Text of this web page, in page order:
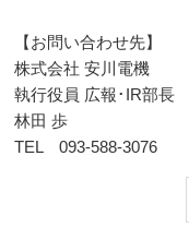
【お問い合わせ先】
株式会社 安川電機
執行役員 広報･ IR部長
林田 歩
TEL
093-588-3076